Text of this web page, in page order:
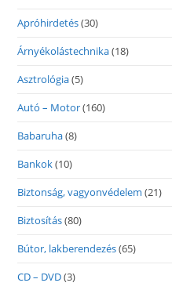
Apróhirdetés(30)
Árnyékolástechnika(18)
Asztrológia(5)
Autó – Motor(160)
Babaruha(8)
Bankok(10)
Biztonság, vagyonvédelem (21)
Biztosítás(80)
Bútor, lakberendezés(65)
CD – DVD(3)